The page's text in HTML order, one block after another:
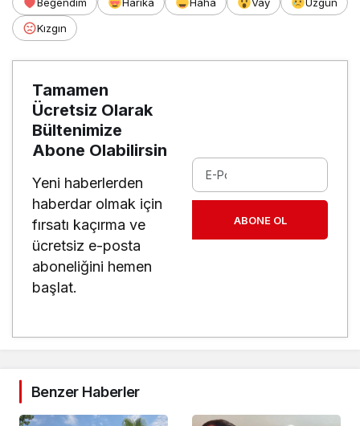
Kızgın
Tamamen
Ücretsiz Olarak
Bültenimize
Abone Olabilirsin
Yeni haberlerden
haberdar olmak için
fırsatı kaçırma ve
ücretsiz e-posta
aboneliğini hemen
başlat.
ABONE OL
Benzer Haberler